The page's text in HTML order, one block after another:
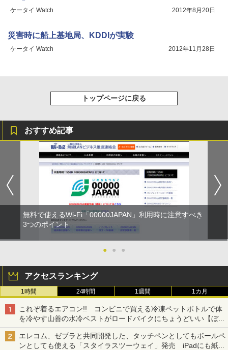
ケータイ Watch 2012年8月20日
災害時に船上基地局、KDDIが実験
ケータイ Watch 2012年11月28日
トップページに戻る
おすすめ記事
無料で使えるWi-Fi「00000JAPAN」利用時に注意すべき
3つのポイント
● ● ●
アクセスランキング
1時間 24時間 1週間 1カ月
これぞ着るエアコン!! コンビニで買える冷凍ペットボトルで体
を冷やす山善の水冷ベストがロードバイクにちょうどいい【ぼっ
ち・ざ・ろーど！その14】【空いた時間でなにしてる？】
エレコム、ゼブラと共同開発した、タッチペンとしてもボールペ
ンとしても使える「スタイラスツーウェイ」発売 iPadにも紙に